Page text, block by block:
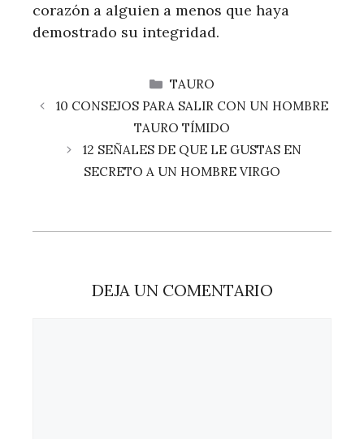
corazón a alguien a menos que haya
demostrado su integridad.
CATEGORÍAS
TAURO
10 CONSEJOS PARA SALIR CON UN HOMBRE
TAURO TÍMIDO
12 SEÑALES DE QUE LE GUSTAS EN
SECRETO A UN HOMBRE VIRGO
DEJA UN COMENTARIO